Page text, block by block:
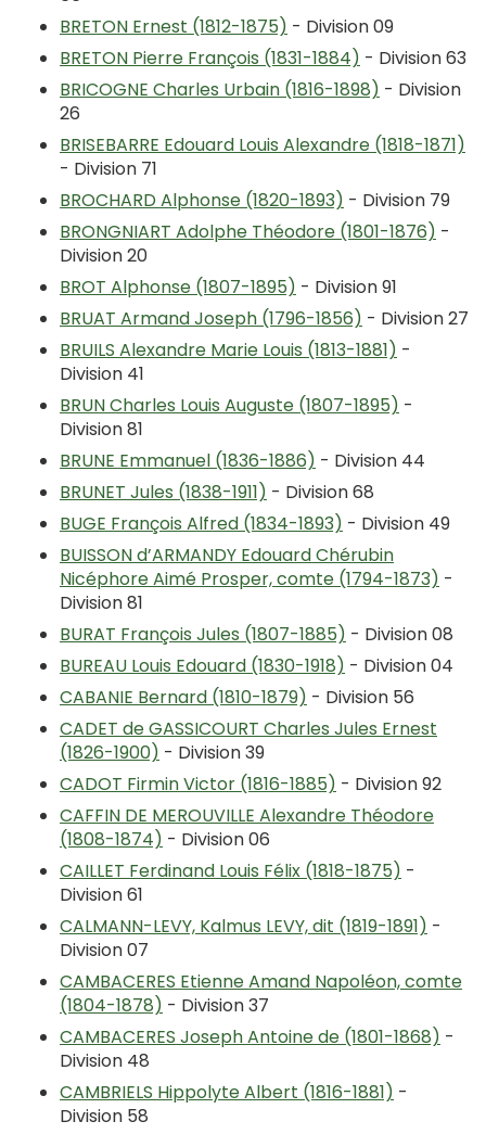
BRETON Ernest (1812-1875) - Division 09
BRETON Pierre François (1831-1884) - Division 63
BRICOGNE Charles Urbain (1816-1898) - Division
26
BRISEBARRE Edouard Louis Alexandre (1818-1871)
- Division 71
BROCHARD Alphonse (1820-1893) - Division 79
BRONGNIART Adolphe Théodore (1801-1876) -
Division 20
BROT Alphonse (1807-1895) - Division 91
BRUAT Armand Joseph (1796-1856) - Division 27
BRUILS Alexandre Marie Louis (1813-1881) -
Division 41
BRUN Charles Louis Auguste (1807-1895) -
Division 81
BRUNE Emmanuel (1836-1886) - Division 44
BRUNET Jules (1838-1911) - Division 68
BUGE François Alfred (1834-1893) - Division 49
BUISSON d’ARMANDY Edouard Chérubin
Nicéphore Aimé Prosper, comte (1794-1873) -
Division 81
BURAT François Jules (1807-1885) - Division 08
BUREAU Louis Edouard (1830-1918) - Division 04
CABANIE Bernard (1810-1879) - Division 56
CADET de GASSICOURT Charles Jules Ernest
(1826-1900) - Division 39
CADOT Firmin Victor (1816-1885) - Division 92
CAFFIN DE MEROUVILLE Alexandre Théodore
(1808-1874) - Division 06
CAILLET Ferdinand Louis Félix (1818-1875) -
Division 61
CALMANN-LEVY, Kalmus LEVY, dit (1819-1891) -
Division 07
CAMBACERES Etienne Amand Napoléon, comte
(1804-1878) - Division 37
CAMBACERES Joseph Antoine de (1801-1868) -
Division 48
CAMBRIELS Hippolyte Albert (1816-1881) -
Division 58